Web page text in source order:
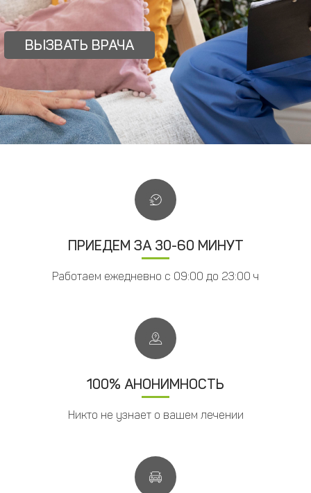
ВЫЗВАТЬ ВРАЧА
ПРИЕДЕМ ЗА 30-60 МИНУТ
Работаем ежедневно с 09:00 до 23:00 ч
100% АНОНИМНОСТЬ
Никто не узнает о вашем лечении